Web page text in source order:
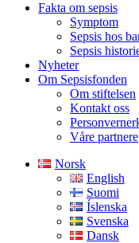
Fakta om sepsis
Symptom
Sepsis hos
Sepsis
Nyheter
Om Sepsisfonden
Om stiftelsen
Kontakt oss
Våre partnere
Norsk
English
Suomi
Íslenska
Svenska
Dansk